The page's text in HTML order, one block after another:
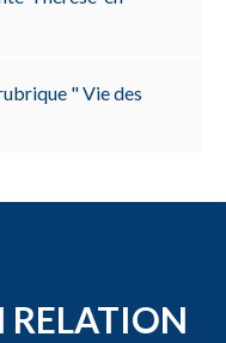
" Vie des
RELATION